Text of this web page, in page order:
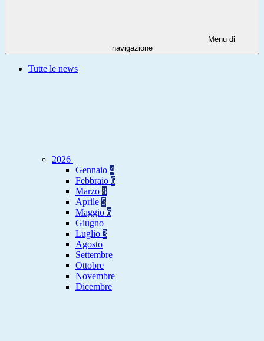
Menu di
navigazione
Tutte le news
2026
Gennaio 4
Febbraio 6
Marzo 8
Aprile 5
Maggio 6
Giugno
Luglio 3
Agosto
Settembre
Ottobre
Novembre
Dicembre